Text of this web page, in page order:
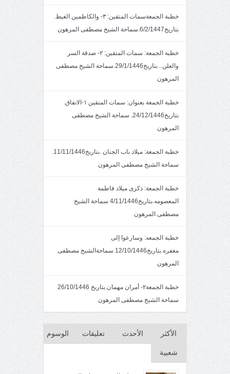
خطبة الجمعةسمات المتقين: ٣- والكاظمين الغيظ.
بتاريخ6/2/1447.سماحة الشيخ مصطفى المرهون
خطبة الجمعة: سمات المتقين: ٢- صدقة السر
والعلن.. بتاريخ29/1/1446.سماحة الشيخ مصطفى
المرهون
خطبة الجمعة بعنوان: سمات المتقين ١-الانفاق.
بتاريخ24/12/1446. سماحة الشيخ مصطفى
المرهون
خطبة الجمعة: ميلاد باب الجنان .بتاريخ11/11/1446.
سماحة الشيخ مصطفى المرهون
خطبة الجمعة: ذكرى ميلاد فاطمة
المعصومه.بتاريخ4/11/1446 سماحة الشيخ
مصطفى المرهون
خطبة الجمعه: وسارعوا إلى
مغفره.بتاريخ12/10/1446 سماحةالشيخ مصطفى
المرهون
خطبة الجمعة٢- أمران مهمان.بتاريخ 26/10/1446
سماحة الشيخ مصطفى المرهون
الأكثر
شعبية
الأحدث تعليقات الوسوم